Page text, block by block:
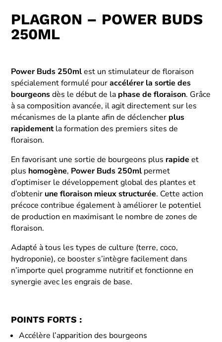
PLAGRON – POWER BUDS
250ML
Power Buds 250mlest un stimulateur de floraison
spécialement formulé pouraccélérer la sortie des
bourgeonsdès le début de la phase de floraison. Grâce
à sa composition avancée, il agit directement sur les
mécanismes de la plante afin de déclencher plus
rapidementla formation des premiers sites de
floraison.
En favorisant une sortie de bourgeons plus rapide et
plus homogène, Power Buds 250ml permet
d’optimiser le développement global des plantes et
d’obtenir une floraison mieux structurée. Cette action
précoce contribue également à améliorer le potentiel
de production en maximisant le nombre de zones de
floraison.
Adapté à tous les types de culture (terre, coco,
hydroponie), ce booster s’intègre facilement dans
n’importe quel programme nutritif et fonctionne en
synergie avec les engrais de base.
POINTS FORTS :
Accélère l’apparition des bourgeons